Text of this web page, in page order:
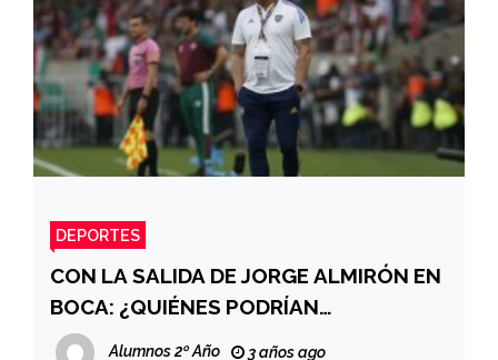
DEPORTES
CON LA SALIDA DE JORGE ALMIRÓN EN
BOCA: ¿QUIÉNES PODRÍAN
REMPLAZARLO?
Alumnos 2º Año 3 años ago